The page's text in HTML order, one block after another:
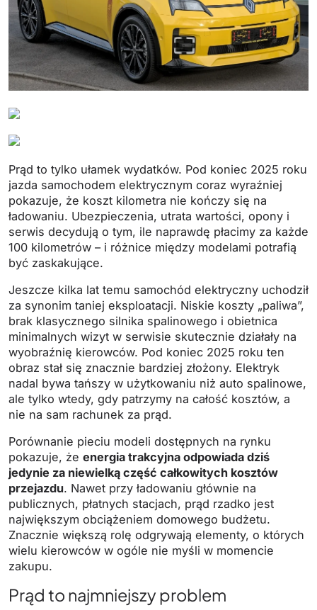
Prąd to tylko ułamek wydatków. Pod koniec 2025 roku
jazda samochodem elektrycznym coraz wyraźniej
pokazuje, że koszt kilometra nie kończy się na
ładowaniu. Ubezpieczenia, utrata wartości, opony i
serwis decydują o tym, ile naprawdę płacimy za każde
100 kilometrów – i różnice między modelami potrafią
być zaskakujące.
Jeszcze kilka lat temu samochód elektryczny uchodził
za synonim taniej eksploatacji. Niskie koszty „paliwa”,
brak klasycznego silnika spalinowego i obietnica
minimalnych wizyt w serwisie skutecznie działały na
wyobraźnię kierowców. Pod koniec 2025 roku ten
obraz stał się znacznie bardziej złożony. Elektryk
nadal bywa tańszy w użytkowaniu niż auto spalinowe,
ale tylko wtedy, gdy patrzymy na całość kosztów, a
nie na sam rachunek za prąd.
Porównanie pieciu modeli dostępnych na rynku
pokazuje, że energia trakcyjna odpowiada dziś
jedynie za niewielką część całkowitych kosztów
przejazdu. Nawet przy ładowaniu głównie na
publicznych, płatnych stacjach, prąd rzadko jest
największym obciążeniem domowego budżetu.
Znacznie większą rolę odgrywają elementy, o których
wielu kierowców w ogóle nie myśli w momencie
zakupu.
Prąd to najmniejszy problem